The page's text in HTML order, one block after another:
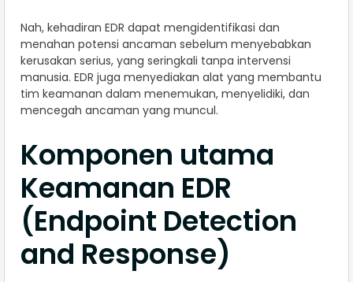
Nah, kehadiran EDR dapat mengidentifikasi dan
menahan potensi ancaman sebelum menyebabkan
kerusakan serius, yang seringkali tanpa intervensi
manusia. EDR juga menyediakan alat yang membantu
tim keamanan dalam menemukan, menyelidiki, dan
mencegah ancaman yang muncul.
Komponen utama
Keamanan EDR
(Endpoint Detection
and Response)